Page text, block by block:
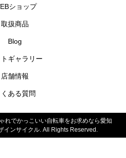
ショップ
取扱商品
Blog
ギャラリー
店舗情報
くある質問
れでかっこいい自転車をお求めなら愛知
インサイクル. All Rights Reserved.